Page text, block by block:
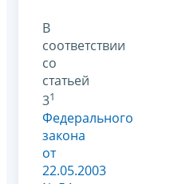
В
соответствии
со
статьей
31
Федерального
закона
от
22.05.2003